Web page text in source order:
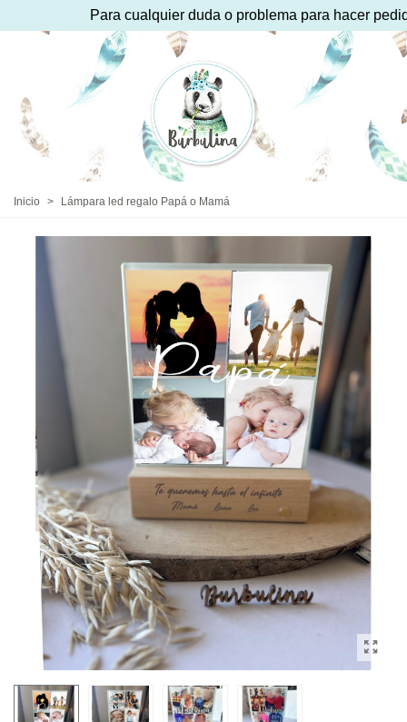
Para cualquier duda o problema para hacer
Inicio > Lámpara led regalo Papá o Mamá